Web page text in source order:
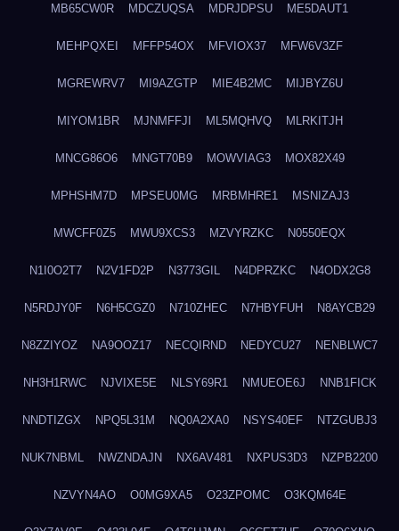
MB65CW0R MDCZUQSA MDRJDPSU ME5DAUT1
MEHPQXEI MFFP54OX MFVIOX37 MFW6V3ZF
MGREWRV7 MI9AZGTP MIE4B2MC MIJBYZ6U
MIYOM1BR MJNMFFJI ML5MQHVQ MLRKITJH
MNCG86O6 MNGT70B9 MOWVIAG3 MOX82X49
MPHSHM7D MPSEU0MG MRBMHRE1 MSNIZAJ3
MWCFF0Z5 MWU9XCS3 MZVYRZKC N0550EQX
N1I0O2T7 N2V1FD2P N3773GIL N4DPRZKC N4ODX2G8
N5RDJY0F N6H5CGZ0 N710ZHEC N7HBYFUH N8AYCB29
N8ZZIYOZ NA9OOZ17 NECQIRND NEDYCU27 NENBLWC7
NH3H1RWC NJVIXE5E NLSY69R1 NMUEOE6J NNB1FICK
NNDTIZGX NPQ5L31M NQ0A2XA0 NSYS40EF NTZGUBJ3
NUK7NBML NWZNDAJN NX6AV481 NXPUS3D3 NZPB2200
NZVYN4AO O0MG9XA5 O23ZPOMC O3KQM64E